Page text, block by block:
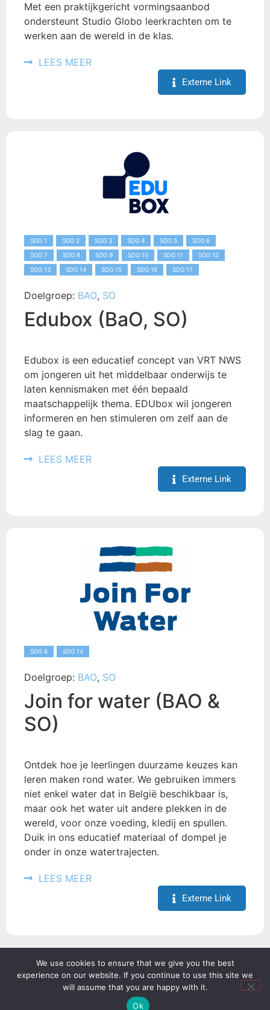
Met een praktijkgericht vormingsaanbod
ondersteunt Studio Globo leerkrachten om te
werken aan de wereld in de klas.
LEES MEER
Externe Link
SDG 1 SDG 2 SDG 3 SDG 4 SDG 5
SDG 6
SDG 7
SDG 8 SDG 9 SDG 10 SDG 11
SDG 12
SDG 13
SDG 14 SDG 15 SDG 16 SDG 17
Doelgroep: BAO, SO
Edubox (BaO, SO)
Edubox is een educatief concept van VRT NWS
om jongeren uit het middelbaar onderwijs te
laten kennismaken met één bepaald
maatschappelijk thema. EDUbox wil jongeren
informeren en hen stimuleren om zelf aan de
slag te gaan.
LEES MEER
Externe Link
SDG 6 SDG 14
Doelgroep: BAO, SO
Join for water (BAO &
SO)
Ontdek hoe je leerlingen duurzame keuzes kan
leren maken rond water. We gebruiken immers
niet enkel water dat in België beschikbaar is,
maar ook het water uit andere plekken in de
wereld, voor onze voeding, kledij en spullen.
Duik in ons educatief materiaal of dompel je
onder in onze watertrajecten.
LEES MEER
Externe Link
MEER LADEN
We use cookies to ensure that we give you the best
experience on our website. If you continue to use this site we
will assume that you are happy with it.
Ok